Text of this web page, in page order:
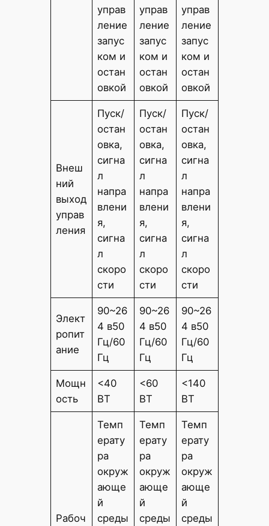
управ
ление
запус
ком и
остан
овкой
управ
ление
запус
ком и
остан
овкой
управ
ление
запус
ком и
остан
овкой
Внеш
ний
выход
управ
ления
Пуск/
остан
овка,
сигна
л
напра
влени
я,
сигна
л
скоро
сти
Пуск/
остан
овка,
сигна
л
напра
влени
я,
сигна
л
скоро
сти
Пуск/
остан
овка,
сигна
л
напра
влени
я,
сигна
л
скоро
сти
Элект
ропит
ание
90~26
4 в50
Гц/60
Гц
90~26
4 в50
Гц/60
Гц
90~26
4 в50
Гц/60
Гц
Мощн
ость
<40
ВТ
<60
ВТ
<140
ВТ
Рабоч
Темп
ерату
ра
окруж
ающе
й
среды
Темп
ерату
ра
окруж
ающе
й
среды
Темп
ерату
ра
окруж
ающе
й
среды